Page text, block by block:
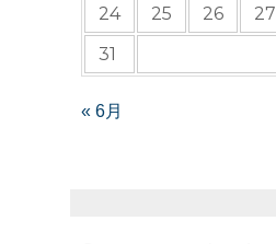
24
25 26 27
31
« 6月